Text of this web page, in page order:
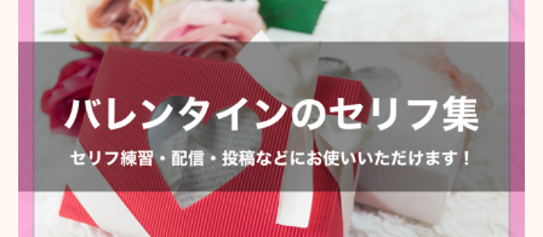
ファンタジー
中二病
ナレーション